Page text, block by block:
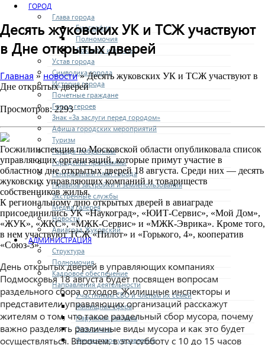
ГОРОД
Глава города
Биография
Полномочия
Доклады и отчеты
Устав города
Символика города
История города
Почетные граждане
Город героев
Знак «За заслуги перед городом»
Афиша городских мероприятий
Туризм
Города-побратимы
Городские программы
Генеральный план города
Правила застройки и землепользования
Экстренные службы
Медиа галерея
Новости
Авиаград Жуковский
АДМИНИСТРАЦИЯ
Структура
Полномочия
Кадровое обеспечение
Направления деятельности
Участникам СВО и членам их семей
Жилищная сфера
Наружная реклама
Экономика
Финансовое управление
Десять жуковских УК и ТСЖ участвуют
в Дне открытых дверей
Главная » новости» Десять жуковских УК и ТСЖ участвуют в
Дне открытых дверей
Просмотров: 2293
Госжилинспекция по Московской области опубликовала список
управляющих организаций, которые примут участие в
областном дне открытых дверей 18 августа. Среди них — десять
жуковских управляющих компаний и товариществ
собственников жилья.
К региональному дню открытых дверей в авиаграде
присоединились УК «Наукоград», «ЮИТ-Сервис», «Мой Дом»,
«ЖУК», «ЖКС», «МЖК-Сервис» и «МЖК-Эврика». Кроме того,
в нем участвуют ТСЖ «Пилот» и «Горького, 4», кооператив
«Союз-3».
День открытых дверей в управляющих компаниях
Подмосковья 18 августа будет посвящен вопросам
раздельного сбора отходов. Жилищные инспекторы и
представители управляющих организаций расскажут
жителям о том, что такое раздельный сбор мусора, почему
важно разделять различные виды мусора и как это будет
осуществляться. Впрочем, в эту субботу с 10 до 15 часов